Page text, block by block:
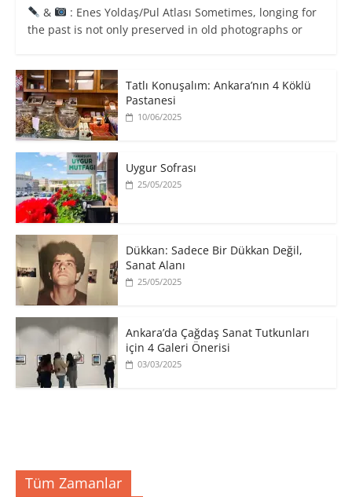
&
: Enes Yoldaş/Pul Atlası Sometimes, longing for
the past is not only preserved in old photographs or
Tatlı Konuşalım: Ankara’nın 4 Köklü
Pastanesi
10/06/2025
Uygur Sofrası
25/05/2025
​Dükkan: Sadece Bir Dükkan Değil,
Sanat Alanı
25/05/2025
Ankara’da Çağdaş Sanat Tutkunları
için 4 Galeri Önerisi
03/03/2025
Tüm Zamanlar